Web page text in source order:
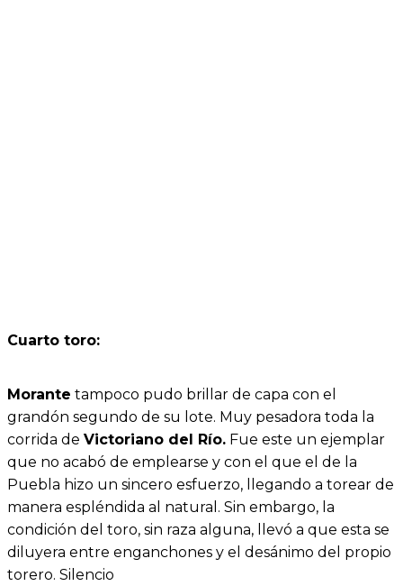
Cuarto toro:
Morante tampoco pudo brillar de capa con el
grandón segundo de su lote. Muy pesadora toda la
corrida de Victoriano del Río. Fue este un ejemplar
que no acabó de emplearse y con el que el de la
Puebla hizo un sincero esfuerzo, llegando a torear de
manera espléndida al natural. Sin embargo, la
condición del toro, sin raza alguna, llevó a que esta se
diluyera entre enganchones y el desánimo del propio
torero. Silencio